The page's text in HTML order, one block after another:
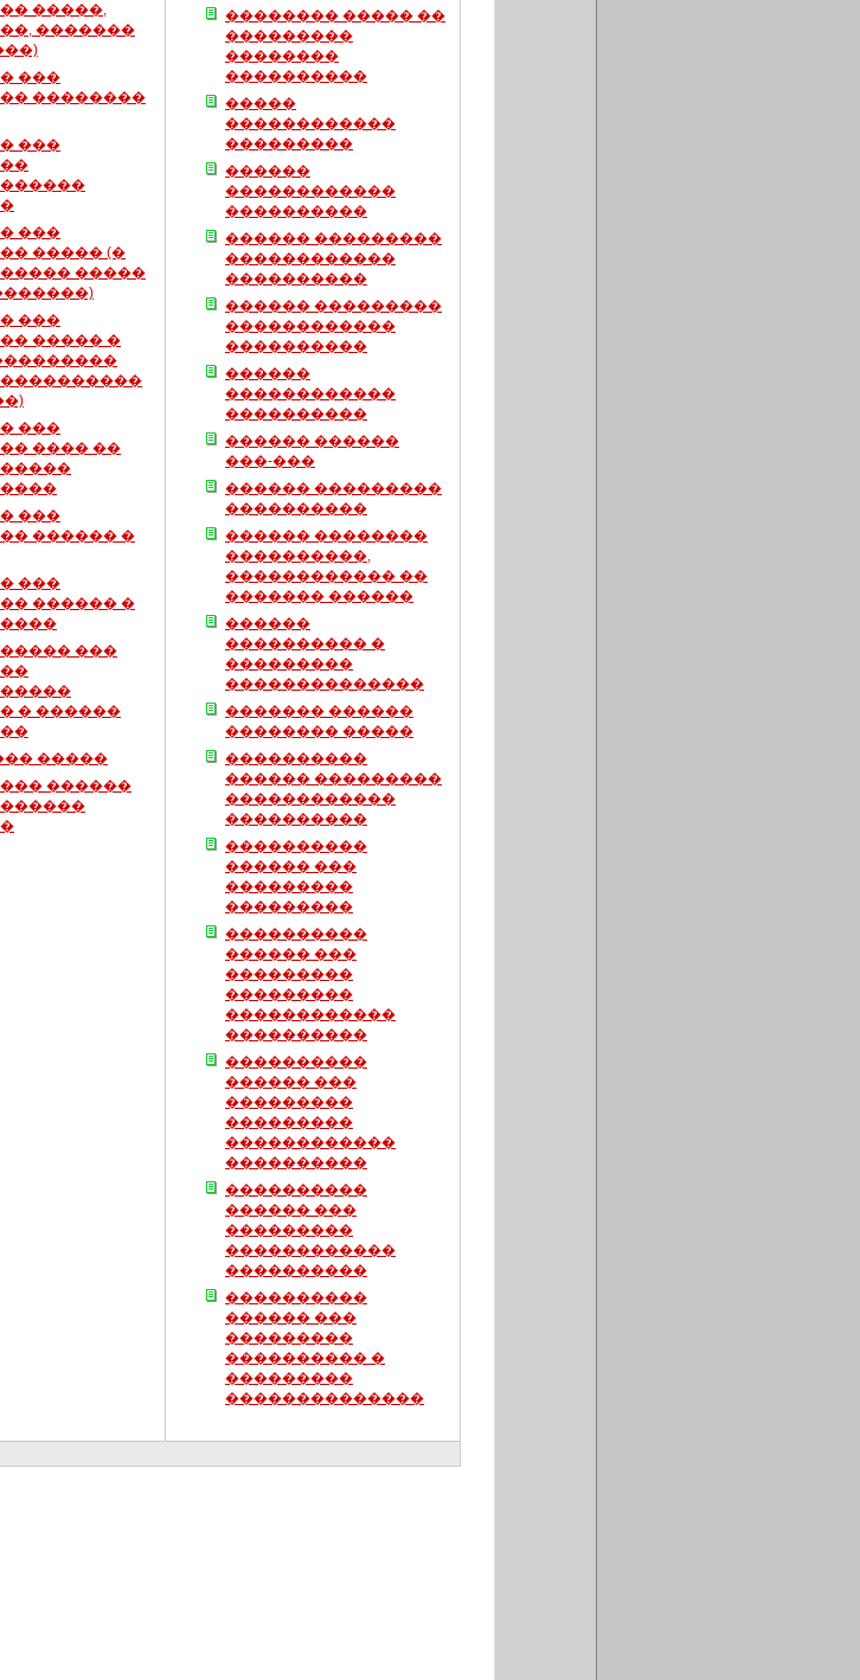
�����,
�������
���
��������
���
���
����� (�
�����
���
����� �
���
���� ��
���
������ �
���
������ �
���
� ������
�����
������
�������� ����� ��
���������
��������
����������
�����
������������
���������
������
������������
����������
������ ���������
������������
����������
������ ���������
������������
����������
������
������������
����������
������ ������
���-���
������ ���������
����������
������ ��������
����������,
������������ ��
������� ������
������
���������� �
���������
��������������
������� ������
�������� �����
����������
������ ���������
������������
����������
����������
������ ���
���������
���������
����������
������ ���
���������
���������
������������
����������
����������
������ ���
���������
���������
������������
����������
����������
������ ���
���������
������������
����������
����������
������ ���
���������
���������� �
���������
��������������